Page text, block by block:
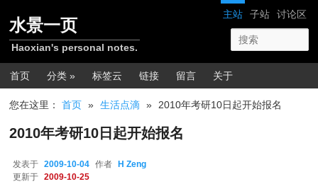
网站导航
主站 子站 讨论区
水景一页
Haoxian's personal notes.
主菜单
首页 分类 » 标签云 链接 留言 关于
您在这里：首页 » 生活点滴 » 2010年考研10日起开始报名
2010年考研10日起开始报名
发表于 2009-10-04 作者
H Zeng
更新于
2009-10-25